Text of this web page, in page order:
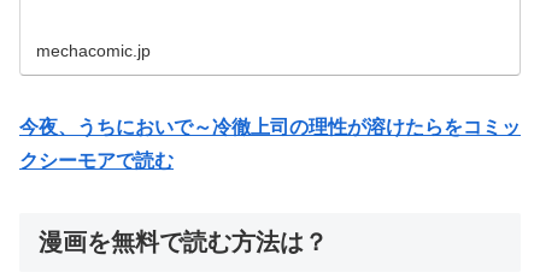
mechacomic.jp
今夜、うちにおいで～冷徹上司の理性が溶けたらをコミッ
クシーモアで読む
漫画を無料で読む方法は？